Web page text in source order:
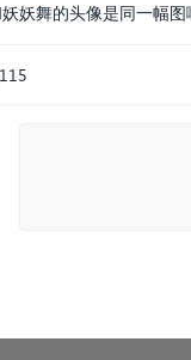
妖舞的头像是同一幅图